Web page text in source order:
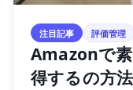
注目記事 評価管理
Amazonで
得するの方法